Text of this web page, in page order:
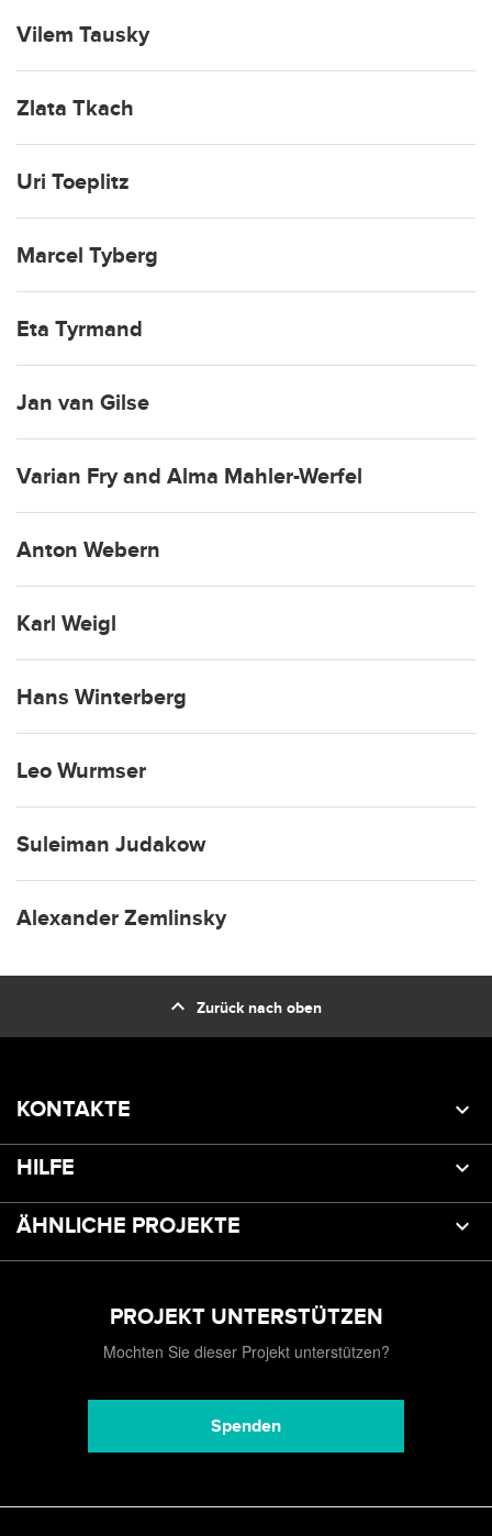
Vilem Tausky
Zlata Tkach
Uri Toeplitz
Marcel Tyberg
Eta Tyrmand
Jan van Gilse
Varian Fry and Alma Mahler-Werfel
Anton Webern
Karl Weigl
Hans Winterberg
Leo Wurmser
Suleiman Judakow
Alexander Zemlinsky
expand_less Zurück nach oben
KONTAKTE
HILFE
ÄHNLICHE PROJEKTE
PROJEKT UNTERSTÜTZEN
Mochten Sie dieser Projekt unterstützen?
Spenden